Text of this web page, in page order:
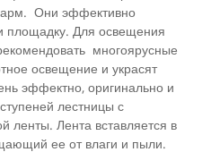
Они эффективно
Для освещения
многоярусные
освещение и украсят
эффектно, оригинально и
лестницы с
ленты. Лента вставляется в
ее от влаги и пыли.